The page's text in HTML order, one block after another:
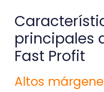
principales
Fast Profit
Altos